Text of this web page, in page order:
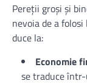
Pereții groși și
nevoia de a
duce la:
Economie
se traduce